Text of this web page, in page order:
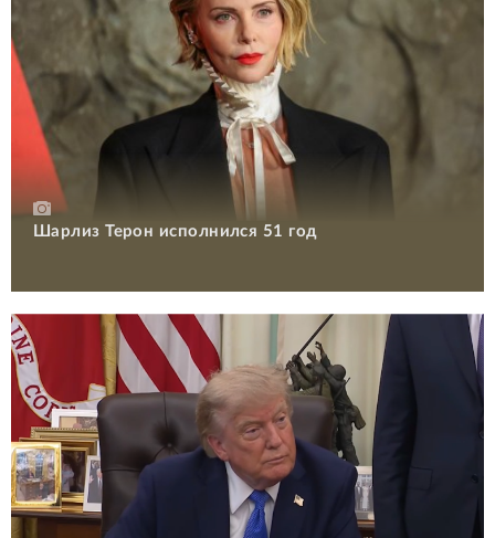
Шарлиз Терон исполнился 51 год